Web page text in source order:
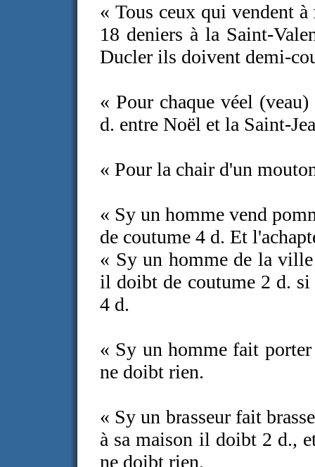
« Tous ceux qui vendent
18 deniers à la Saint-
Ducler ils doivent demi-
« Pour chaque véel
d. entre Noël et la Saint-
« Pour la chair d'un
« Sy un homme vend
de coutume 4 d. Et
« Sy un homme de la
il doibt de coutume 2 d.
4 d.
« Sy un homme fait
ne doibt rien.
« Sy un brasseur fait
à sa maison il doibt 2 d.,
ne doibt rien.